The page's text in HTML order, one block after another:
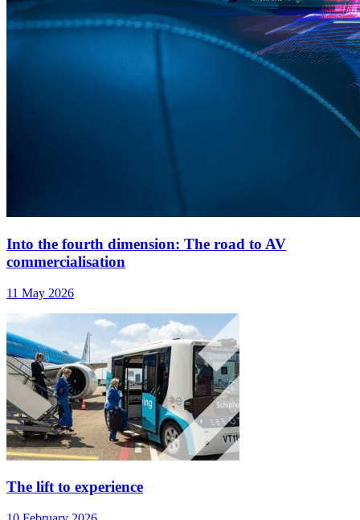
Into the fourth dimension: The road to AV
commercialisation
11 May 2026
The lift to experience